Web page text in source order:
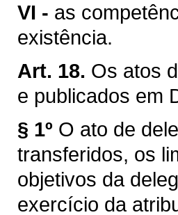
VI - as
existência.
Art. 18. Os atos
e publicados em
§ 1º O ato de
transferidos, os
objetivos da
exercício da